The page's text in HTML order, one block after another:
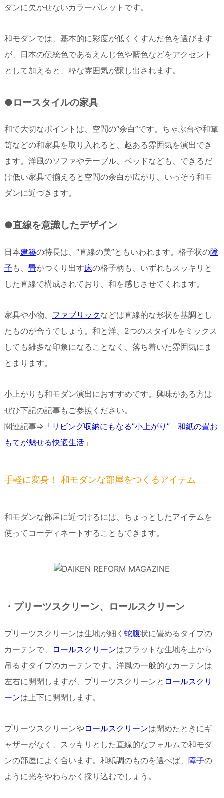
ダンに欠かせないカラーパレットです。
和モダンでは、基本的に彩度が低くくすんだ色を選びます
が、日本の伝統色であるえんじ色や藍色などをアクセント
として加えると、粋な雰囲気が醸し出されます。
●ロースタイルの家具
和で大切なポイントは、空間の“余白”です。ちゃぶ台や和箪
笥などの和家具を取り入れると、趣ある雰囲気を演出でき
ます。洋風のソファやテーブル、ベッドなども、できるだ
け低い家具で揃えると空間の余白が広がり、いっそう和モ
ダンに近づきます。
●直線を意識したデザイン
日本建築の特長は、“直線の美”ともいわれます。格子状の障
子 も、 畳がつくり出す床の格子柄も、いずれもスッキリと
した直線で構成されており、和を感じさせてくれます。
家具や小物、 ファブリックなどは直線的な形状を基調とし
たものが合うでしょう。和と洋、2つのスタイルをミックス
しても雑多な印象になることなく、落ち着いた雰囲気にま
とまります。
小上がりも和モダン演出におすすめです。興味がある方は
ぜひ下記の記事もご参照ください。
関連記事⇒「 リビング収納にもなる”小上がり” 和紙の畳お
もてが魅せる快適生活」
手軽に変身！ 和モダンな部屋をつくるアイテム
和モダンな部屋に近づけるには、ちょっとしたアイテムを
使ってコーディネートすることもできます。
・プリーツスクリーン、ロールスクリーン
プリーツスクリーンは生地が細く 蛇腹状に畳めるタイプの
カーテンで、
ロールスクリーンはフラットな生地を上から
吊るすタイプのカーテンです。洋風の一般的なカーテンは
左右に開閉しますが、プリーツスクリーンと ロールスクリ
ーンは上下に開閉します。
プリーツスクリーンやロールスクリーンは閉めたときにギ
ャザーがなく、スッキリとした直線的なフォルムで和モダ
ンの部屋によく合います。和紙調のものを選べば、 障子の
ように光をやわらかく採り込むでしょう。